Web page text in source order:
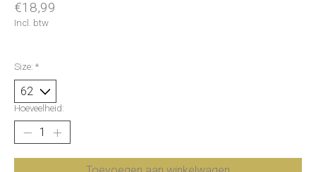
€18,99
Incl. btw
Size: *
Hoeveelheid: